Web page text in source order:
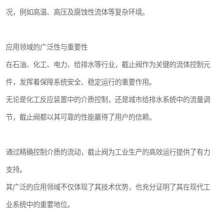
况，例如高温、高压及腐蚀性流体等复杂环境。
应用领域的广泛性与重要性
在石油、化工、电力、给排水等行业，截止阀作为关键的流体控制元
件，发挥着保障系统安全、稳定运行的重要作用。
无论是化工反应装置中的介质控制，还是城市给排水系统中的流量调
节，截止阀都以其可靠的性能赢得了用户的信赖。
通过精确控制介质的流动，截止阀为工业生产的高效运行提供了有力
支持。
其广泛的应用领域不仅体现了其技术优势，也充分证明了其在现代工
业系统中的重要地位。